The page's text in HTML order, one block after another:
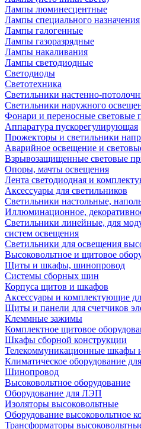
Лампы люминесцентные
Лампы специального назначения
Лампы галогенные
Лампы газоразрядные
Лампы накаливания
Лампы светодиодные
Светодиоды
Светотехника
Светильники настенно-
Светильники наружного
Фонари и переносные световые
Аппаратура пускорегулирующая
Прожекторы и светильники
Аварийное освещение и
Взрывозащищенные световые
Опоры, мачты освещения
Лента светодиодная и
Аксессуары для светильников
Светильники настольные,
Иллюминационное,
Светильники линейные, для
систем освещения
Светильники для освещения
Высоковольтное и щитовое
Щиты и шкафы, шинопровод
Системы сборных шин
Корпуса щитов и шкафов
Аксессуары и комплектующие
Щиты и панели для счетчиков
Клеммные зажимы
Комплектное щитовое
Шкафы сборной конструкции
Телекоммуникационные шкафы
Климатическое оборудование
Шинопровод
Высоковольтное оборудование
Оборудование для ЛЭП
Изоляторы высоковольтные
Оборудование высоковольтное
Трансформаторы